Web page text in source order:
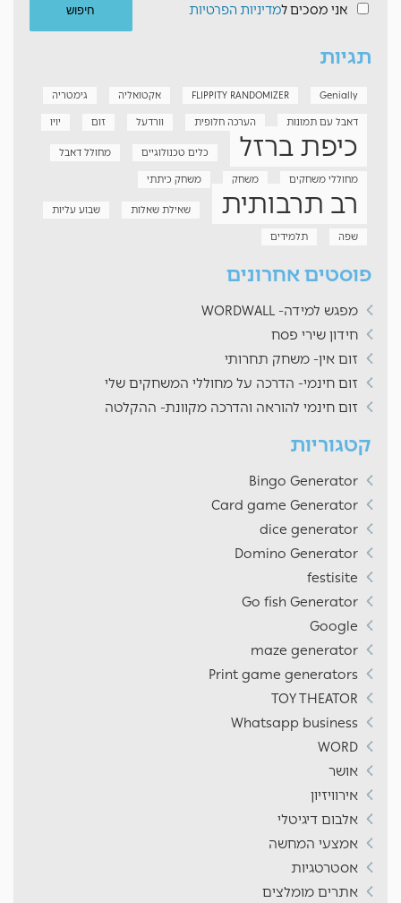
אני מסכים למדיניות הפרטיות
תגיות
FLIPPITY RANDOMIZER Genially אקטואליה
גימטריה
דאבל עם תמונות
הערכה חלופית וורדעל זום יויו
כיפת ברזל כלים טכנולוגיים
מחולל דאבל
מחוללי משחקים
משחק משחק כיתתי
רב תרבותית שאילת שאלות
שבוע עליות
שפה
תלמידים
פוסטים אחרונים
מפגש למידה- WORDWALL
חידון שירי פסח
זום אין- משחק תחרותי
זום חינמי- הדרכה על מחוללי המשחקים שלי
זום חינמי להוראה והדרכה מקוונת- ההקלטה
קטגוריות
Bingo Generator
Card game Generator
dice generator
Domino Generator
festisite
Go fish Generator
Google
maze generator
Print game generators
TOY THEATOR
Whatsapp business
WORD
אושר
אירוויזיון
אלבום דיגיטלי
אמצעי המחשה
אסטרטגיות
אתרים מומלצים